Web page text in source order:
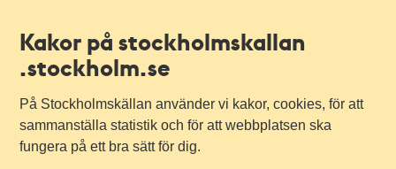
Kakor på stockholmskallan
.stockholm.se
På Stockholmskällan använder vi kakor, cookies, för att
sammanställa statistik och för att webbplatsen ska
fungera på ett bra sätt för dig.